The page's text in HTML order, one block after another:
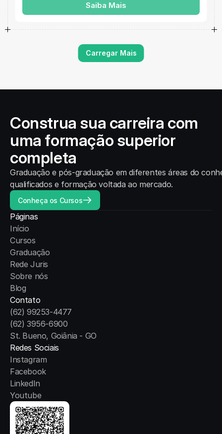
Saiba Mais
Carregar Mais
Construa sua carreira com
uma formação superior
completa
Graduação e pós-graduação em diferentes áreas do
qualificados e formação voltada ao mercado.
Conheça os Cursos
Páginas
Início
Cursos
Graduação
Rede Juris
Sobre nós
Blog
Contato
(62) 99253-4477
(62) 3956-6900
St. Bueno, Goiânia - GO
Redes Sociais
Instagram
Facebook
LinkedIn
Youtube